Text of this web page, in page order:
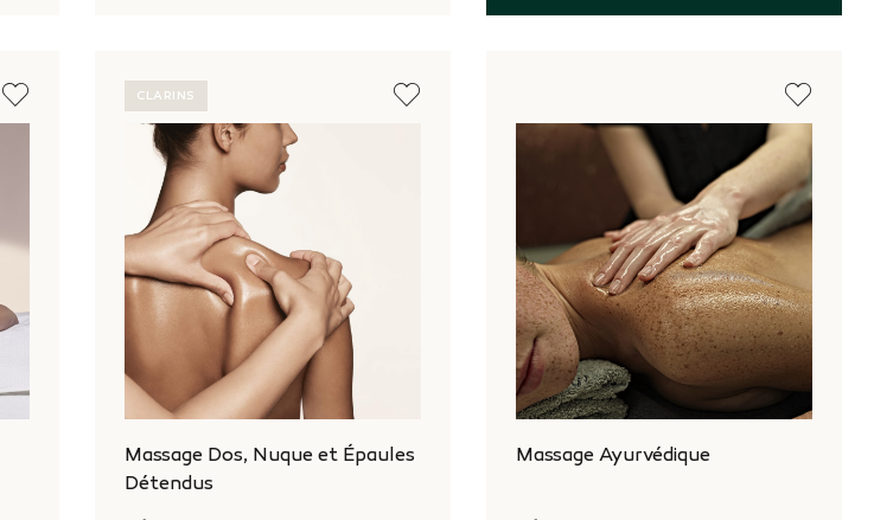
CLARINS
Massage Dos, Nuque et Épaules
Détendus
Massage Ayurvédique